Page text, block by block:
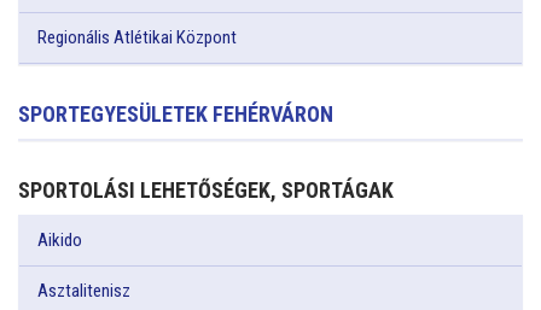
Regionális Atlétikai Központ
SPORTEGYESÜLETEK FEHÉRVÁRON
SPORTOLÁSI LEHETŐSÉGEK, SPORTÁGAK
Aikido
Asztalitenisz